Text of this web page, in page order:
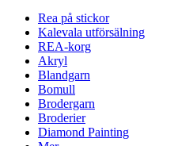
Rea på stickor
Kalevala utförsälning
REA-korg
Akryl
Blandgarn
Bomull
Brodergarn
Broderier
Diamond Painting